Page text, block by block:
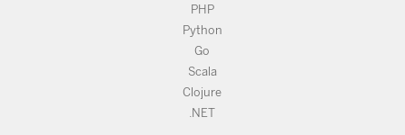
PHP
Python
Go
Scala
Clojure
.NET